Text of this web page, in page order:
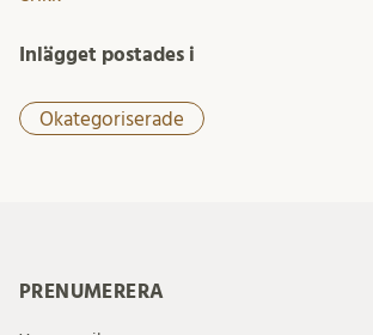
Inlägget postades i
Okategoriserade
PRENUMERERA